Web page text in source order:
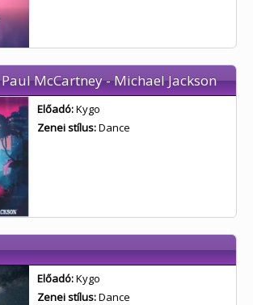
Paul McCartney - Michael Jackson
Előadó:Kygo
Zenei stílus:Dance
Előadó:Kygo
Zenei stílus:Dance